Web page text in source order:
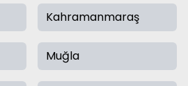
Kahramanmaraş
Muğla